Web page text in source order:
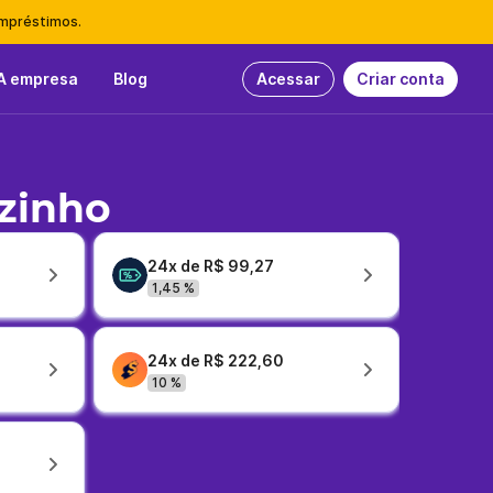
empresa Blog Acessar Criar conta
24x de R$ 99,27
1,45 %
24x de R$ 222,60
10 %